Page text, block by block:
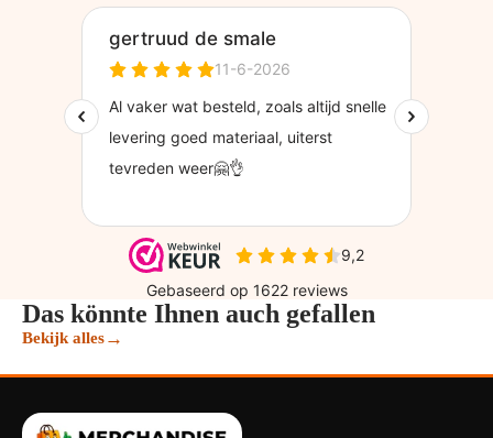
Das könnte Ihnen auch gefallen
Bekijk alles→